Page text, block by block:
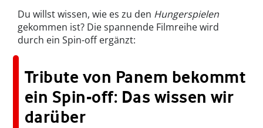
Du willst wissen, wie es zu den Hungerspielen
gekommen ist? Die spannende Filmreihe wird
durch ein Spin-off ergänzt:
Tribute von Panem bekommt
ein Spin-off: Das wissen wir
darüber